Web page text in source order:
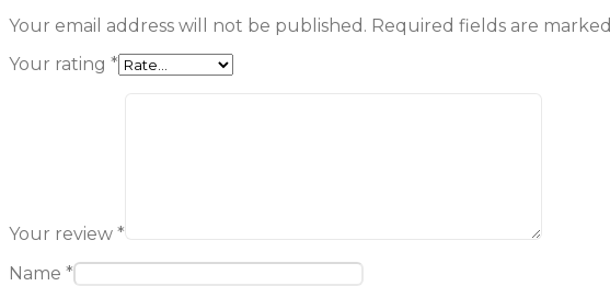
Your email address will not be published. Required fields are marked
Your rating *
Your review *
Name *